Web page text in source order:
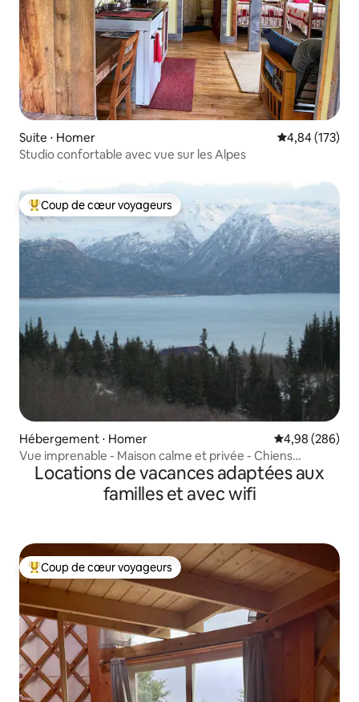
Suite ⋅ Homer Évaluation
4,84 (173)
Studio confortable avec vue sur les Alpes
Coups de cœur voyageurs les plus appréciés
Coup de cœur voyageurs
Hébergement ⋅ Homer Évaluation
4,98 (286)
Vue imprenable - Maison calme et privée - Chiens
autorisés
Locations de vacances adaptées aux
familles et avec wifi
Coups de cœur voyageurs les plus appréciés
Coup de cœur voyageurs